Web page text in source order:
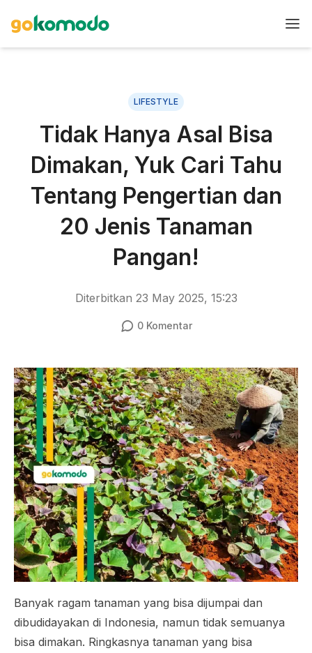
LIFESTYLE
Tidak Hanya Asal Bisa
Dimakan, Yuk Cari Tahu
Tentang Pengertian dan
20 Jenis Tanaman
Pangan!
Diterbitkan 23 May 2025, 15:23
0Komentar
Banyak ragam tanaman yang bisa dijumpai dan
dibudidayakan di Indonesia, namun tidak semuanya
bisa dimakan. Ringkasnya tanaman yang bisa